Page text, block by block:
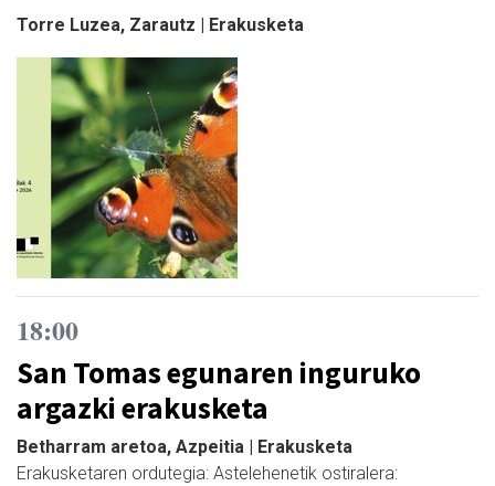
Torre Luzea, Zarautz | Erakusketa
18:00
San Tomas egunaren inguruko
argazki erakusketa
Betharram aretoa, Azpeitia | Erakusketa
Erakusketaren ordutegia: Astelehenetik ostiralera: